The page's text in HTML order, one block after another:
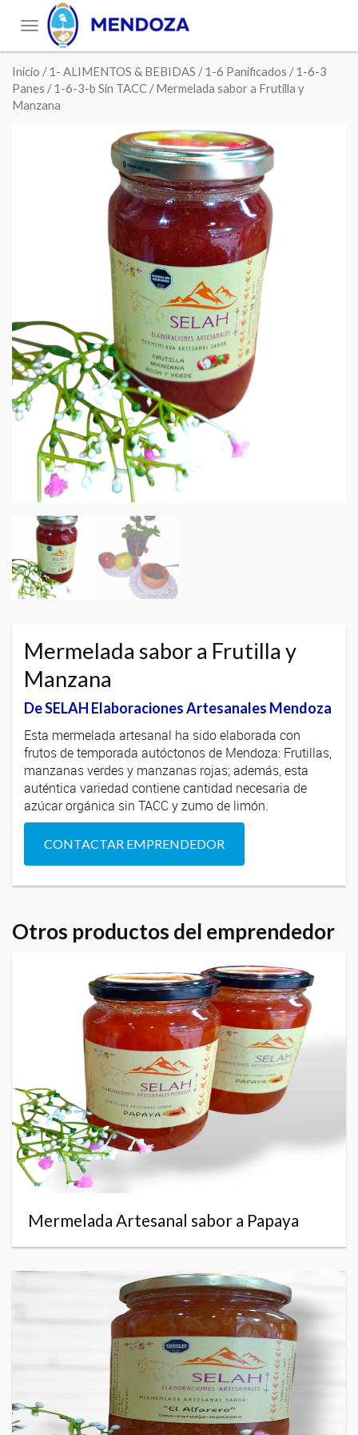
Toggle
navigation
Inicio /1- ALIMENTOS & BEBIDAS /1-6 Panificados /1-6-3
Panes /1-6-3-b Sin TACC / Mermelada sabor a Frutilla y
Manzana
Mermelada sabor a Frutilla y
Manzana
De SELAH Elaboraciones Artesanales Mendoza
Esta mermelada artesanal ha sido elaborada con
frutos de temporada autóctonos de Mendoza: Frutillas,
manzanas verdes y manzanas rojas; además, esta
auténtica variedad contiene cantidad necesaria de
azúcar orgánica sin TACC y zumo de limón.
CONTACTAR EMPRENDEDOR
Otros productos del emprendedor
Mermelada Artesanal sabor a Papaya